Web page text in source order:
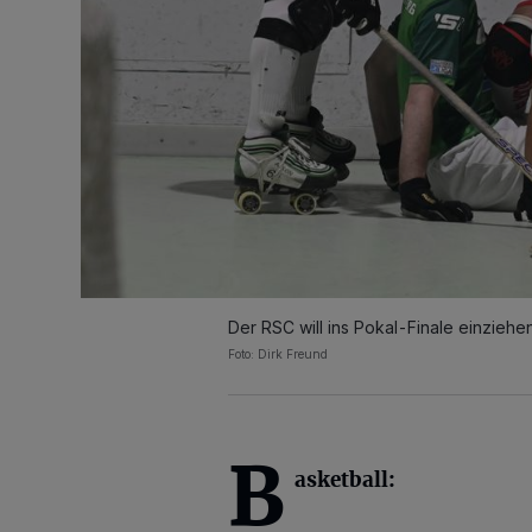
Der RSC will ins Pokal-Finale
Foto: Dirk Freund
B asketball: